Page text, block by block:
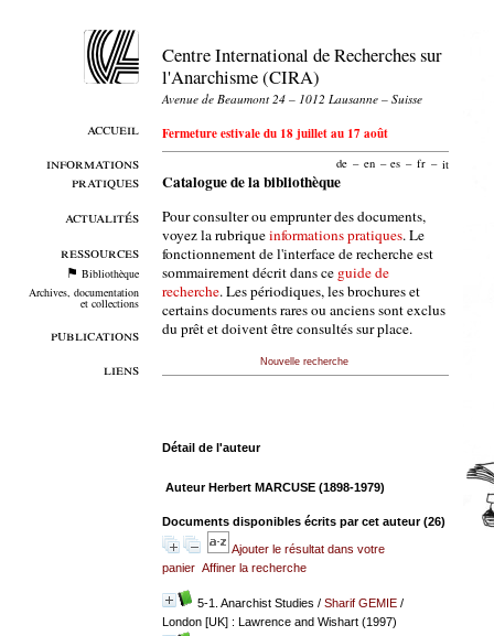
accueil
informations
pratiques
actualités
ressources
Bibliothèque
Archives, documentation
et collections
publications
liens
Centre International de Recherches sur
l'Anarchisme (CIRA)
Avenue de Beaumont 24 – 1012 Lausanne – Suisse
Fermeture estivale du 18 juillet au 17 août
de – en – es – fr – it
Catalogue de la bibliothèque
Pour consulter ou emprunter des documents,
voyez la rubriqueinformations pratiques. Le
fonctionnement de l'interface de recherche est
sommairement décrit dans ce guide de
recherche. Les périodiques, les brochures et
certains documents rares ou anciens sont exclus
du prêt et doivent être consultés sur place.
Nouvelle recherche
Détail de l'auteur
Auteur Herbert MARCUSE (1898-1979)
Documents disponibles écrits par cet auteur (26)
Ajouter le résultat dans votre
panier Affiner la recherche
5-1. Anarchist Studies / Sharif GEMIE/
London [UK] : Lawrence and Wishart (1997)